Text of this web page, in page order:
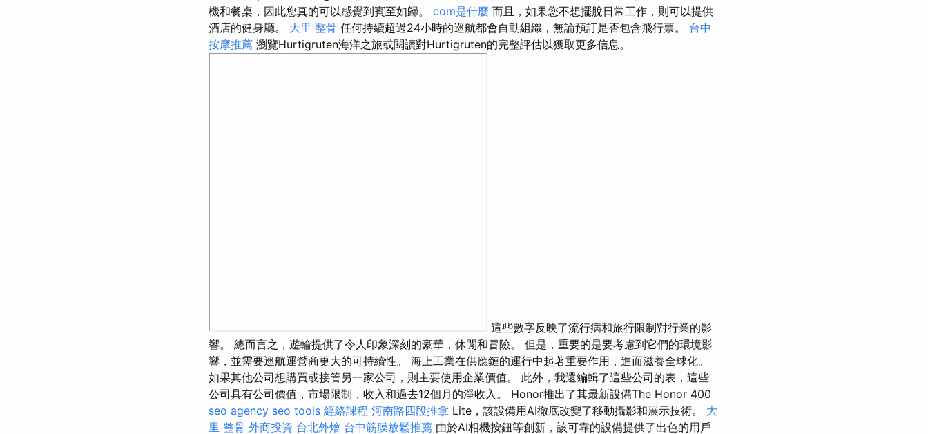
機和餐桌，因此您真的可以感覺到賓至如歸。 com是什麼 而且，如果您不想擺脫日常工作，則可以提供
酒店的健身廳。 大里 整骨 任何持續超過24小時的巡航都會自動組織，無論預訂是否包含飛行票。 台中
按摩推薦 瀏覽Hurtigruten海洋之旅或閱讀對Hurtigruten的完整評估以獲取更多信息。
這些數字反映了流行病和旅行限制對行業的影
響。 總而言之，遊輪提供了令人印象深刻的豪華，休閒和冒險。 但是，重要的是要考慮到它們的環境影
響，並需要巡航運營商更大的可持續性。 海上工業在供應鏈的運行中起著重要作用，進而滋養全球化。
如果其他公司想購買或接管另一家公司，則主要使用企業價值。 此外，我還編輯了這些公司的表，這些
公司具有公司價值，市場限制，收入和過去12個月的淨收入。 Honor推出了其最新設備The Honor 400
seo agency seo tools 經絡課程 河南路四段推拿 Lite，該設備用AI徹底改變了移動攝影和展示技術。 大
里 整骨 外商投資 台北外燴 台中筋膜放鬆推薦 由於AI相機按鈕等創新，該可靠的設備提供了出色的用戶